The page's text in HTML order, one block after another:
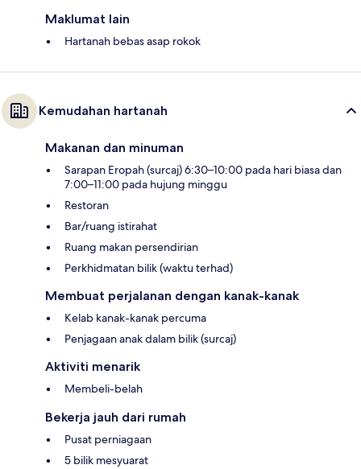
Maklumat lain
Hartanah bebas asap rokok
Kemudahan hartanah
Makanan dan minuman
Sarapan Eropah (surcaj) 6:30–10:00 pada hari biasa dan
7:00–11:00 pada hujung minggu
Restoran
Bar/ruang istirahat
Ruang makan persendirian
Perkhidmatan bilik (waktu terhad)
Membuat perjalanan dengan kanak-kanak
Kelab kanak-kanak percuma
Penjagaan anak dalam bilik (surcaj)
Aktiviti menarik
Membeli-belah
Bekerja jauh dari rumah
Pusat perniagaan
5 bilik mesyuarat